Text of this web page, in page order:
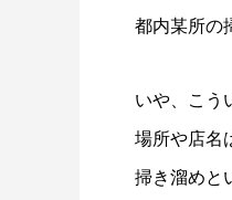
都内某所の
いや、こう
場所や店名
掃き溜めと